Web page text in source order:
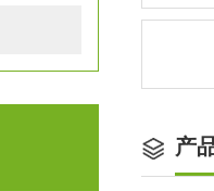
产